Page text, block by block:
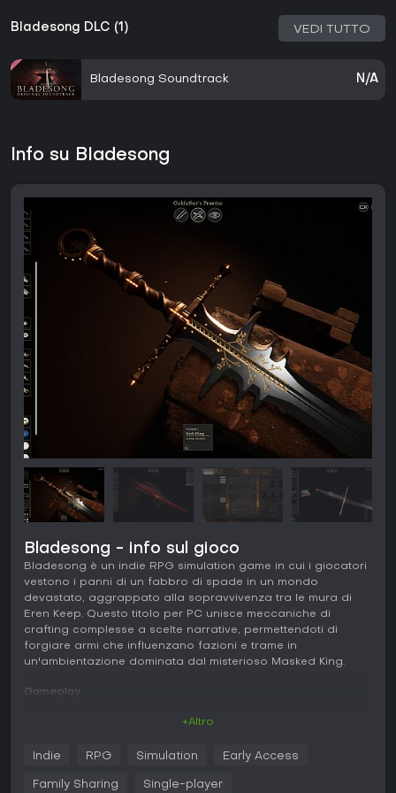
Bladesong DLC (1) VEDI TUTTO
Bladesong Soundtrack N/A
Info su Bladesong
Bladesong - info sul gioco
Bladesong è un indie RPG simulation game in cui i giocatori
vestono i panni di un fabbro di spade in un mondo
devastato, aggrappato alla sopravvivenza tra le mura di
Eren Keep. Questo titolo per PC unisce meccaniche di
crafting complesse a scelte narrative, permettendoti di
forgiare armi che influenzano fazioni e trame in
un'ambientazione dominata dal misterioso Masked King.
Gameplay
della lama e le incisioni ai materiali come metallo, cuoio,
legno, ossidiana e avorio, attingendo a una vasta libreria di
+Altro
Indie RPG Simulation Early Access
Family Sharing Single-player